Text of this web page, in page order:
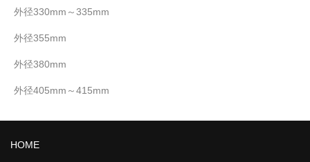
外径330mm～335mm
外径355mm
外径380mm
外径405mm～415mm
HOME